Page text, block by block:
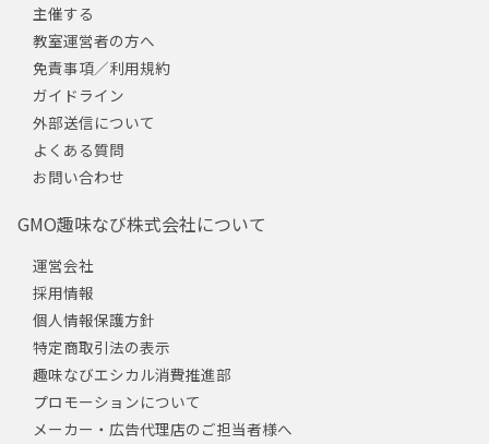
主催する
教室運営者の方へ
免責事項／利用規約
ガイドライン
外部送信について
よくある質問
お問い合わせ
GMO趣味なび株式会社について
運営会社
採用情報
個人情報保護方針
特定商取引法の表示
趣味なびエシカル消費推進部
プロモーションについて
メーカー・広告代理店のご担当者様へ